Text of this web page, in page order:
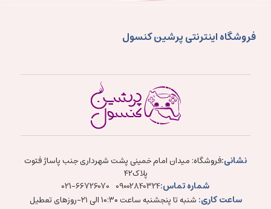
فروشگاه اینترنتی پرشین کنسول
نشانی:فروشگاه: میدان امام خمینی پشت شهرداری جنب پاساژ فتوت
پلاک۴۲
شماره تماس:09002840324
021-66726070
ساعت کاری:
شنبه تا پنجشنبه ساعت ۱۰:۳۰ الی ۲۱-روزهای تعطیل